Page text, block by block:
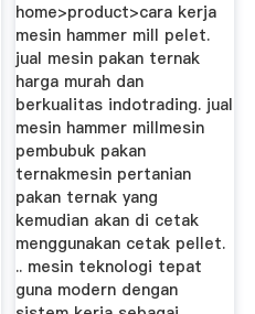
home>product>cara kerja
mesin hammer mill pelet.
jual mesin pakan ternak
harga murah dan
berkualitas indotrading. jual
mesin hammer millmesin
pembubuk pakan
ternakmesin pertanian
pakan ternak yang
kemudian akan di cetak
menggunakan cetak pellet.
.. mesin teknologi tepat
guna modern dengan